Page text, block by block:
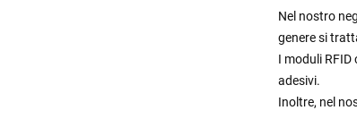
Nel nostro
genere si
I moduli
adesivi.
Inoltre, nel